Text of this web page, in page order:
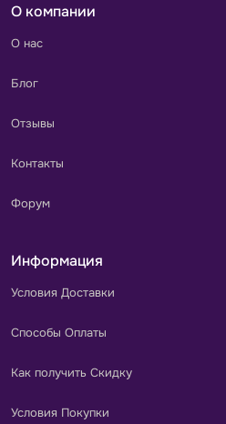
О компании
О нас
Блог
Отзывы
Контакты
Форум
Информация
Условия Доставки
Способы Оплаты
Как получить Скидку
Условия Покупки